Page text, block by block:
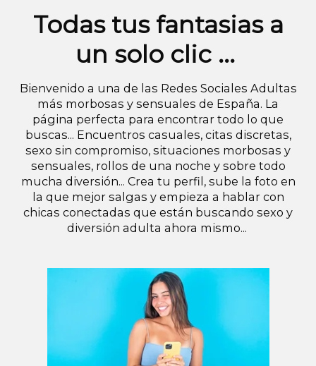
Todas tus fantasias a
un solo clic ...
Bienvenido a una de las Redes Sociales Adultas
más morbosas y sensuales de España. La
página perfecta para encontrar todo lo que
buscas... Encuentros casuales, citas discretas,
sexo sin compromiso, situaciones morbosas y
sensuales, rollos de una noche y sobre todo
mucha diversión... Crea tu perfil, sube la foto en
la que mejor salgas y empieza a hablar con
chicas conectadas que están buscando sexo y
diversión adulta ahora mismo...